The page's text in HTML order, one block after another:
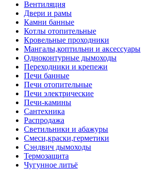
Вентиляция
Двери и рамы
Камни банные
Котлы отопительные
Кровельные проходники
Мангалы,коптильни и аксессуары
Одноконтурные дымоходы
Переходники и крепежи
Печи банные
Печи отопительные
Печи электрические
Печи-камины
Сантехника
Распродажа
Светильники и абажуры
Смеси,краски,герметики
Сэндвич дымоходы
Термозащита
Чугунное литьё